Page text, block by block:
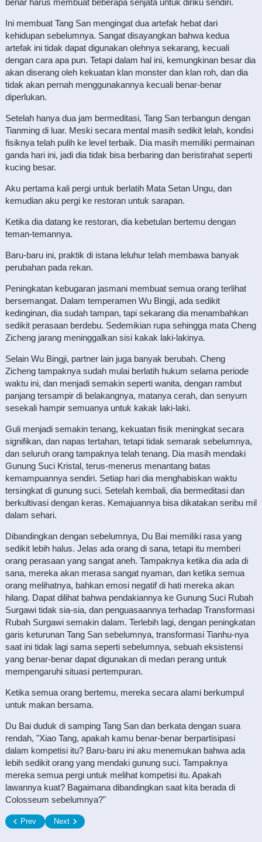
benar harus membuat beberapa senjata untuk diriku sendiri.
Ini membuat Tang San mengingat dua artefak hebat dari
kehidupan sebelumnya. Sangat disayangkan bahwa kedua
artefak ini tidak dapat digunakan olehnya sekarang, kecuali
dengan cara apa pun. Tetapi dalam hal ini, kemungkinan besar dia
akan diserang oleh kekuatan klan monster dan klan roh, dan dia
tidak akan pernah menggunakannya kecuali benar-benar
diperlukan.
Setelah hanya dua jam bermeditasi, Tang San terbangun dengan
Tianming di luar. Meski secara mental masih sedikit lelah, kondisi
fisiknya telah pulih ke level terbaik. Dia masih memiliki permainan
ganda hari ini, jadi dia tidak bisa berbaring dan beristirahat seperti
kucing besar.
Aku pertama kali pergi untuk berlatih Mata Setan Ungu, dan
kemudian aku pergi ke restoran untuk sarapan.
Ketika dia datang ke restoran, dia kebetulan bertemu dengan
teman-temannya.
Baru-baru ini, praktik di istana leluhur telah membawa banyak
perubahan pada rekan.
Peningkatan kebugaran jasmani membuat semua orang terlihat
bersemangat. Dalam temperamen Wu Bingji, ada sedikit
kedinginan, dia sudah tampan, tapi sekarang dia menambahkan
sedikit perasaan berdebu. Sedemikian rupa sehingga mata Cheng
Zicheng jarang meninggalkan sisi kakak laki-lakinya.
Selain Wu Bingji, partner lain juga banyak berubah. Cheng
Zicheng tampaknya sudah mulai berlatih hukum selama periode
waktu ini, dan menjadi semakin seperti wanita, dengan rambut
panjang tersampir di belakangnya, matanya cerah, dan senyum
sesekali hampir semuanya untuk kakak laki-laki.
Guli menjadi semakin tenang, kekuatan fisik meningkat secara
signifikan, dan napas tertahan, tetapi tidak semarak sebelumnya,
dan seluruh orang tampaknya telah tenang. Dia masih mendaki
Gunung Suci Kristal, terus-menerus menantang batas
kemampuannya sendiri. Setiap hari dia menghabiskan waktu
tersingkat di gunung suci. Setelah kembali, dia bermeditasi dan
berkultivasi dengan keras. Kemajuannya bisa dikatakan seribu mil
dalam sehari.
Dibandingkan dengan sebelumnya, Du Bai memiliki rasa yang
sedikit lebih halus. Jelas ada orang di sana, tetapi itu memberi
orang perasaan yang sangat aneh. Tampaknya ketika dia ada di
sana, mereka akan merasa sangat nyaman, dan ketika semua
orang melihatnya, bahkan emosi negatif di hati mereka akan
hilang. Dapat dilihat bahwa pendakiannya ke Gunung Suci Rubah
Surgawi tidak sia-sia, dan penguasaannya terhadap Transformasi
Rubah Surgawi semakin dalam. Terlebih lagi, dengan peningkatan
garis keturunan Tang San sebelumnya, transformasi Tianhu-nya
saat ini tidak lagi sama seperti sebelumnya, sebuah eksistensi
yang benar-benar dapat digunakan di medan perang untuk
mempengaruhi situasi pertempuran.
Ketika semua orang bertemu, mereka secara alami berkumpul
untuk makan bersama.
Du Bai duduk di samping Tang San dan berkata dengan suara
rendah, "Xiao Tang, apakah kamu benar-benar berpartisipasi
dalam kompetisi itu? Baru-baru ini aku menemukan bahwa ada
lebih sedikit orang yang mendaki gunung suci. Tampaknya
mereka semua pergi untuk melihat kompetisi itu. Apakah
lawannya kuat? Bagaimana dibandingkan saat kita berada di
Colosseum sebelumnya?"
Prev Next